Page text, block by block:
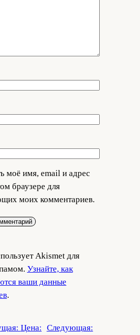
моё имя, email и адрес
браузере для
моих комментариев.
Akismet для
Узнайте, как
ваши данные
.
Цена: Следующая: